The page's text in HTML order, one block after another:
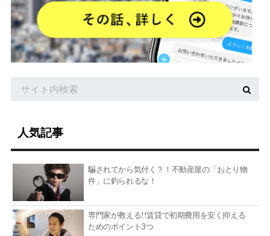
人気記事
騙されてから気付く？！不動産屋の「おとり物
件」に釣られるな！
専門家が教える!!賃貸で初期費用を安く抑える
ためのポイント3つ